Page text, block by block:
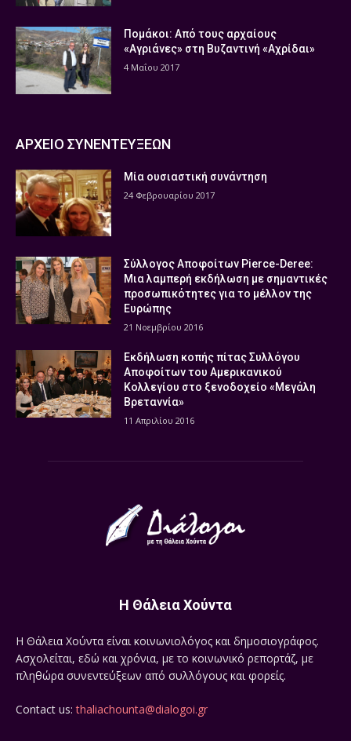
Πομάκοι: Από τους αρχαίους
«Αγριάνες» στη Βυζαντινή «Αχρίδαι»
4 Μαΐου 2017
ΑΡΧΕΙΟ ΣΥΝΕΝΤΕΥΞΕΩΝ
Μία ουσιαστική συνάντηση
24 Φεβρουαρίου 2017
Σύλλογος Αποφοίτων Pierce-Deree:
Μια λαμπερή εκδήλωση με σημαντικές
προσωπικότητες για το μέλλον της
Ευρώπης
21 Νοεμβρίου 2016
Εκδήλωση κοπής πίτας Συλλόγου
Αποφοίτων του Αμερικανικού
Κολλεγίου στο ξενοδοχείο «Μεγάλη
Βρεταννία»
11 Απριλίου 2016
Η Θάλεια Χούντα
Η Θάλεια Χούντα είναι κοινωνιολόγος και δημοσιογράφος.
Ασχολείται, εδώ και χρόνια, με το κοινωνικό ρεπορτάζ, με
πληθώρα συνεντεύξεων από συλλόγους και φορείς.
Contact us:thaliachounta@dialogoi.gr